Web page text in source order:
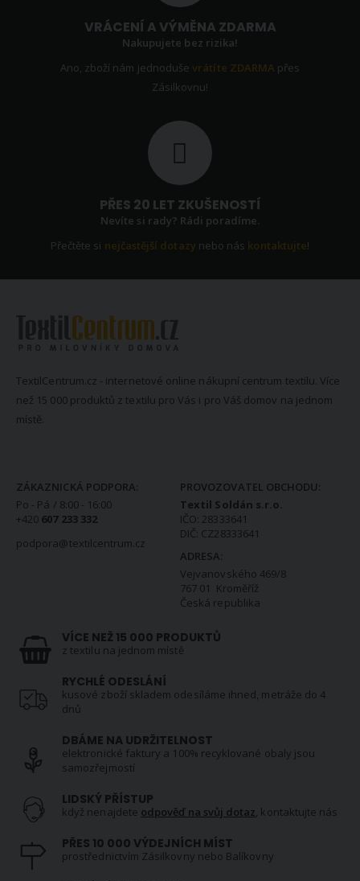
VRÁCENÍ A VÝMĚNA ZDARMA
Nakupujete bez rizika!
Ano, zboží nám jednoduševrátíte ZDARMA přes
Zásilkovnu!
PŘES 20 LET ZKUŠENOSTÍ
Nevíte si rady? Rádi poradíme.
Přečtěte si nejčastější dotazy nebo nás kontaktujte!
TextilCentrum.cz - internetové online nákupní centrum textilu. Více
než 15 000 produktů z textilu pro Vás i pro Váš domov na jednom
místě.
ZÁKAZNICKÁ PODPORA:
Po - Pá / 8:00 - 16:00
+420 607 233 332
podpora@textilcentrum.cz
PROVOZOVATEL OBCHODU:
Textil Soldán s.r.o.
IČO: 28333641
DIČ: CZ28333641
ADRESA:
Vejvanovského 469/8
767 01 Kroměříž
Česká republika
VÍCE NEŽ 15 000 PRODUKTŮ
z textilu na jednom místě
RYCHLÉ ODESLÁNÍ
kusové zboží skladem odesíláme ihned, metráže do 4
dnů
DBÁME NA UDRŽITELNOST
elektronické faktury a 100% recyklované obaly jsou
samozřejmostí
LIDSKÝ PŘÍSTUP
když nenajdete odpověď na svůj dotaz, kontaktujte nás
PŘES 10 000 VÝDEJNÍCH MÍST
prostřednictvím Zásilkovny nebo Balíkovny